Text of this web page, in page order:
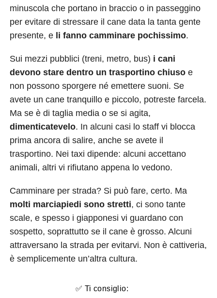
minuscola che portano in braccio o in passeggino
per evitare di stressare il cane data la tanta gente
presente, e li fanno camminare pochissimo.
Sui mezzi pubblici (treni, metro, bus) i cani
devono stare dentro un trasportino chiuso e
non possono sporgere né emettere suoni. Se
avete un cane tranquillo e piccolo, potreste farcela.
Ma se è di taglia media o se si agita,
dimenticatevelo. In alcuni casi lo staff vi blocca
prima ancora di salire, anche se avete il
trasportino. Nei taxi dipende: alcuni accettano
animali, altri vi rifiutano appena lo vedono.
Camminare per strada? Si può fare, certo. Ma
molti marciapiedi sono stretti, ci sono tante
scale, e spesso i giapponesi vi guardano con
sospetto, soprattutto se il cane è grosso. Alcuni
attraversano la strada per evitarvi. Non è cattiveria,
è semplicemente un’altra cultura.
✅ Ti consiglio: